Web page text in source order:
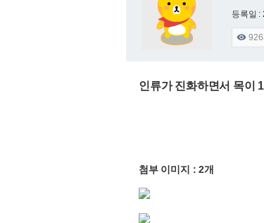
등록일 :

인류가 진화하면서 목이
첨부 이미지 : 2개